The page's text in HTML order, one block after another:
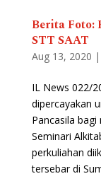
Berita Foto:
STT SAAT
Aug 13, 2020 |
IL News 022/
dipercayakan
Pancasila
Seminari
perkuliahan
tersebar di